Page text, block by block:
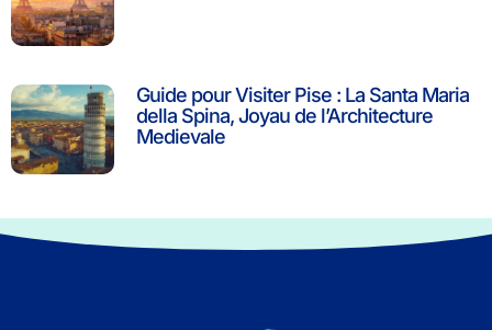
Guide pour Visiter Pise : La Santa Maria
della Spina, Joyau de l’Architecture
Medievale